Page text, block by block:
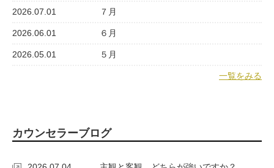
2026.07.01 ７月
2026.06.01 ６月
2026.05.01 ５月
一覧をみる
カウンセラーブログ